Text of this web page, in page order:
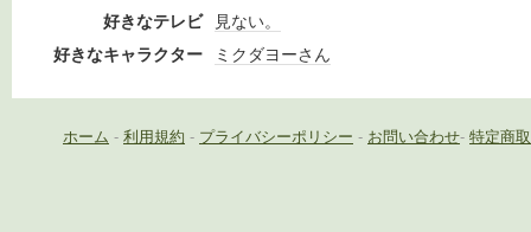
好きなテレビ
見ない。
好きなキャラクター
ミクダヨーさん
ホーム - 利用規約 - プライバシーポリシー - お問い合わせ- 特定商